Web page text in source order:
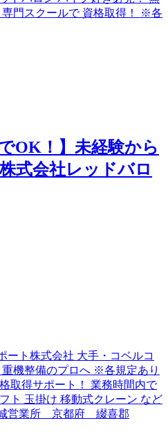
OK！】未経験から
式会社レッドバロ